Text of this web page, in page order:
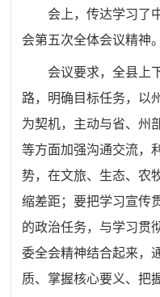
会上，传达学习了
会第五次全体会议精神。
会议要求，全县上
路，明确目标任务，以
为契机，主动与省、州
等方面加强沟通交流，
势，在文旅、生态、农
缩差距；要把学习宣传
的政治任务，与学习贯
委全会精神结合起来，
质、掌握核心要义、把